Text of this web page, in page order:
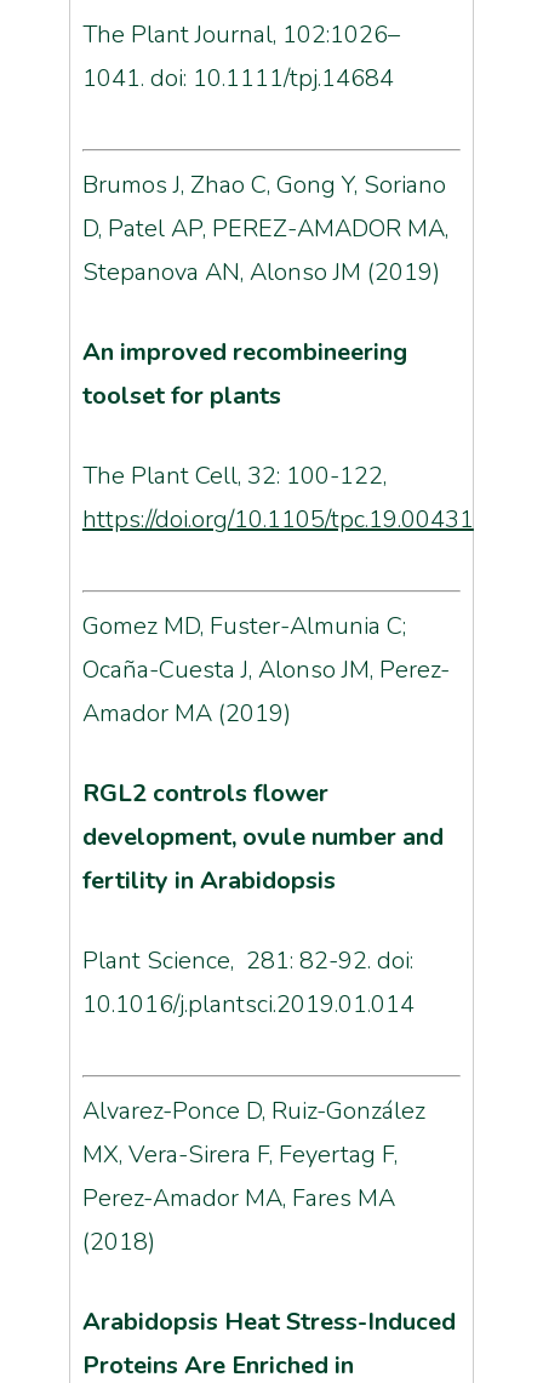
The Plant Journal, 102:1026–
1041. doi: 10.1111/tpj.14684
Brumos J, Zhao C, Gong Y, Soriano
D, Patel AP, PEREZ-AMADOR MA,
Stepanova AN, Alonso JM (2019)
An improved recombineering
toolset for plants
The Plant Cell, 32: 100-122,
https://doi.org/10.1105/tpc.19.00431
Gomez MD, Fuster-Almunia C;
Ocaña-Cuesta J, Alonso JM, Perez-
Amador MA (2019)
RGL2 controls flower
development, ovule number and
fertility in Arabidopsis
Plant Science, 281: 82-92. doi:
10.1016/j.plantsci.2019.01.014
Alvarez-Ponce D, Ruiz-González
MX, Vera-Sirera F, Feyertag F,
Perez-Amador MA, Fares MA
(2018)
Arabidopsis Heat Stress-Induced
Proteins Are Enriched in